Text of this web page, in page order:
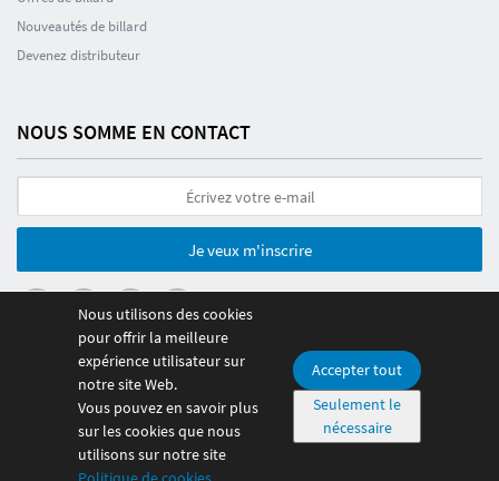
Nouveautés de billard
Devenez distributeur
NOUS SOMME EN CONTACT
Je veux m'inscrire
© 2026 Poolmania Sports S.L. CIF B86882628. Espagne
Paiement 100% sécurisé
Nous utilisons des cookies
pour offrir la meilleure
expérience utilisateur sur
notre site Web.
Vous pouvez en savoir plus
sur les cookies que nous
utilisons sur notre site
Accepter tout
Seulement le
nécessaire